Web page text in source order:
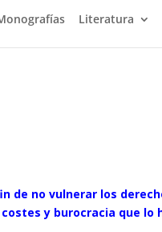
Literatura
de no vulnerar los
y burocracia que lo